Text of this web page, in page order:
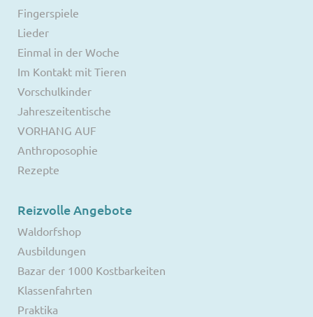
Fingerspiele
Lieder
Einmal in der Woche
Im Kontakt mit Tieren
Vorschulkinder
Jahreszeitentische
VORHANG AUF
Anthroposophie
Rezepte
Reizvolle Angebote
Waldorfshop
Ausbildungen
Bazar der 1000 Kostbarkeiten
Klassenfahrten
Praktika